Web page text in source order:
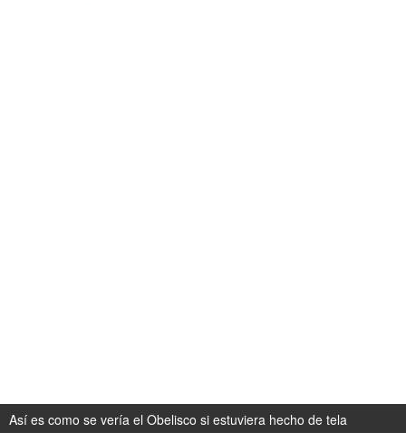
Así es como se vería el Obelisco si estuviera hecho de tela